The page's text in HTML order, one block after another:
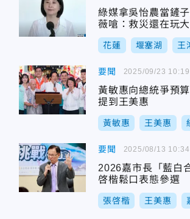
綠媒拿吳怡農當鏟
薇嗆：救災還在玩
花蓮 堰塞湖 王
要聞
黃敏惠向總統爭預
提到王美惠
黃敏惠 王美惠
2025/09/23 10:19
要聞
2026嘉市長「藍
啓楷鬆口表態參選
張啓楷 王美惠
2025/08/13 10:34